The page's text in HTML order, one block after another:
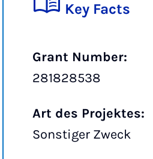
Key Facts
Grant Number:
281828538
Art des Projektes:
Sonstiger Zweck